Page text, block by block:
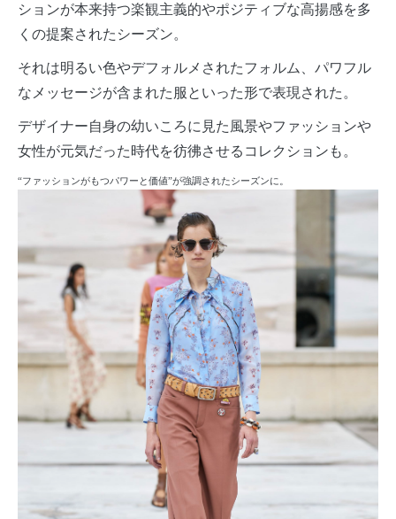
ションが本来持つ楽観主義的やポジティブな高揚感を多
くの提案されたシーズン。
それは明るい色やデフォルメされたフォルム、パワフル
なメッセージが含まれた服といった形で表現された。
デザイナー自身の幼いころに見た風景やファッションや
女性が元気だった時代を彷彿させるコレクションも。
“ファッションがもつパワーと価値”が強調されたシーズンに。